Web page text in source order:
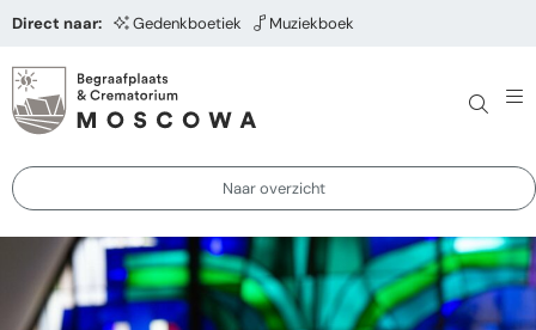
Direct naar: Gedenkboetiek Muziekboek
Naar overzicht